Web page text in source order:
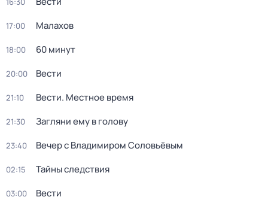
17:00 Малахов
18:00 60 минут
20:00 Вести
21:10 Вести. Местное время
21:30 Загляни ему в голову
23:40 Вечер с Владимиром Соловьёвым
02:15 Тайны следствия
03:00 Вести